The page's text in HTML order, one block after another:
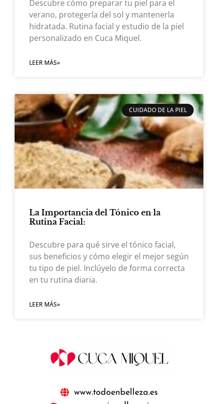
Descubre cómo preparar tu piel para el
verano, protegerla del sol y mantenerla
hidratada. Rutina facial y estudio de la piel
personalizado en Cuca Miquel.
LEER MÁS»
CUIDADO DE LA PIEL
La Importancia del Tónico en la
Rutina Facial:
Descubre para qué sirve el tónico facial,
sus beneficios y cómo elegir el mejor según
tu tipo de piel. Inclúyelo de forma correcta
en tu rutina diaria.
LEER MÁS»
www.todoenbelleza.es